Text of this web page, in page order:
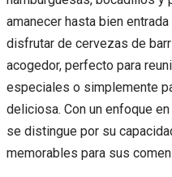
amanecer hasta bien
disfrutar de cervezas de
acogedor, perfecto para
especiales o simplemente
deliciosa. Con un enfoque
se distingue por su
memorables para sus